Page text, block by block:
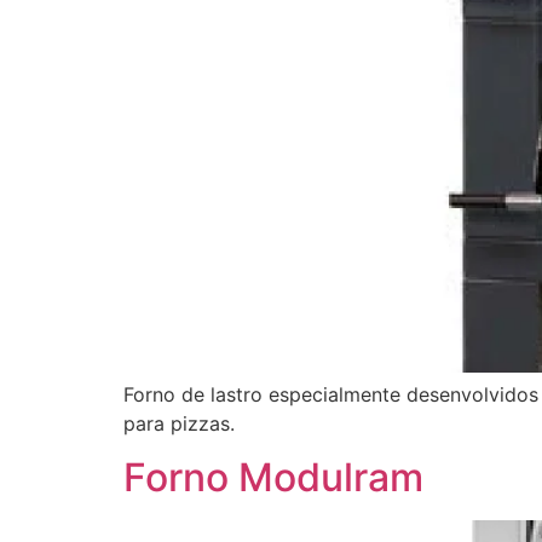
Forno de lastro especialmente desenvolvidos
para pizzas.
Forno Modulram